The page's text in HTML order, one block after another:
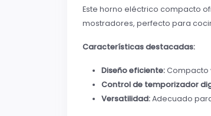
Este horno eléctrico compacto
mostradores, perfecto para
Características destacadas:
Diseño eficiente:Compacto
Control de temporizador
Versatilidad:Adecuado